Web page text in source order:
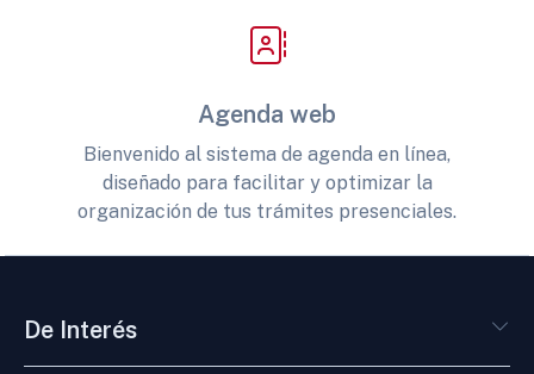
Agenda web
Bienvenido al sistema de agenda en línea,
diseñado para facilitar y optimizar la
organización de tus trámites presenciales.
De Interés